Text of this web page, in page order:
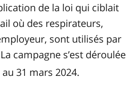
de la loi qui ciblait
où des respirateurs,
sont utilisés par
campagne s’est déroulée
31 mars 2024.